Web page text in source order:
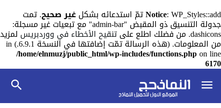
Notice: WP_Styles::add تمّ استدعائه بشكل غير صحيح. تمت
جدولة التنسيق ذو المقبض "admin-bar" مع تبعيات غير مسجلة:
dashicons. من فضلك اطلع على تنقيح الأخطاء في ووردبريس لمزيد
من المعلومات. (هذه الرسالة تمّت إضافتها في النسخة 6.9.1.) in
/home/elnmuzj/public_html/wp-includes/functions.phpon line
6170